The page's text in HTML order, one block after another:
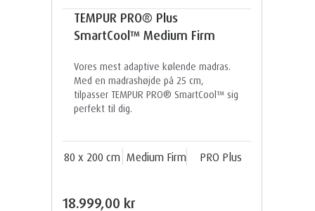
TEMPUR PRO® Plus
SmartCool™ Medium Firm
Vores mest adaptive kølende madras.
Med en madrashøjde på 25 cm,
tilpasser TEMPUR PRO® SmartCool™ sig
perfekt til dig.
80 x 200 cm Medium Firm PRO Plus
18.999,00 kr